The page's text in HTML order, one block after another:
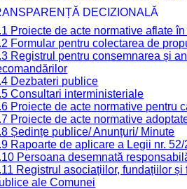
DECIZIONALĂ
Proiecte de acte normative aflate
Formular pentru colectarea de
Registrul pentru consemnarea și
Dezbateri publice
Consultari interministeriale
Proiecte de acte normative pentru
Proiecte de acte normative
Ședințe publice/ Anunțuri/ Minute
Rapoarte de aplicare a Legii nr. 52/
Persoana desemnată
Registrul asociațiilor, fundațiilor
ale Comunei